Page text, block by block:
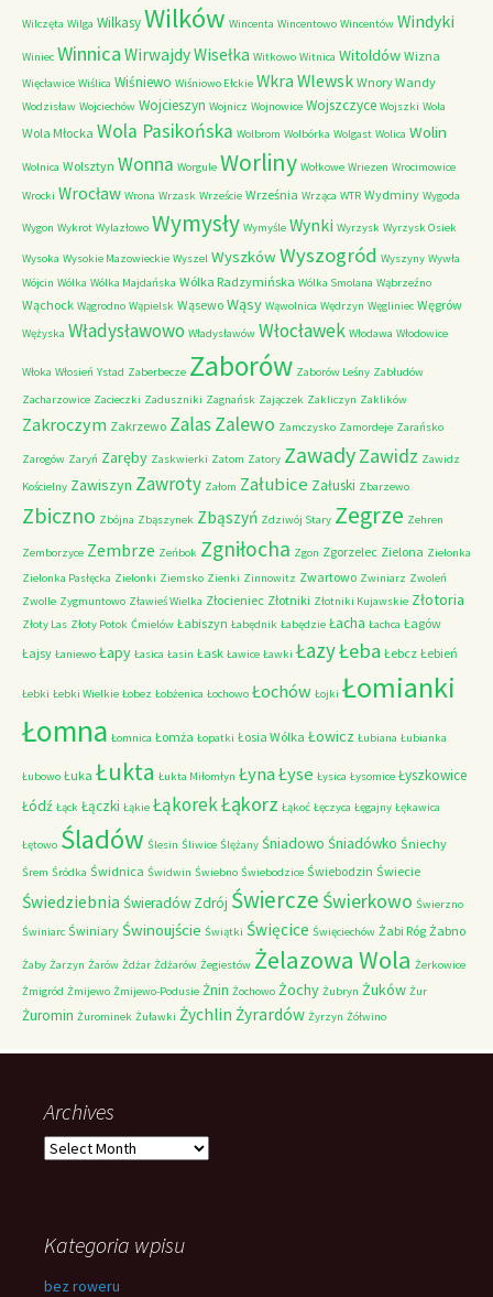
Wilczęta Wilga WilkasyWilków Wincenta Wincentowo Wincentów Windyki
Winiec Winnica WirwajdyWisełka Witkowo Witnica Witoldów Wizna
Więcławice Wiślica Wiśniewo Wiśniowo Ełckie Wkra Wlewsk Wnory Wandy
Wodzisław Wojciechów Wojcieszyn Wojnicz Wojnowice Wojszczyce Wojszki Wola
Wola Młocka Wola Pasikońska Wolbrom Wolbórka Wolgast Wolica Wolin
Wolnica Wolsztyn Wonna Worgule Worliny Wołkowe Wriezen Wrocimowice
Wrocki Wrocław Wrona Wrzask Wrzeście Września Wrząca WTR Wydminy Wygoda
Wygon Wykrot Wylazłowo Wymysły Wymyśle Wynki Wyrzysk Wyrzysk Osiek
Wysoka Wysokie Mazowieckie Wyszel WyszkówWyszogród Wyszyny Wywła
Wójcin Wólka Wólka Majdańska Wólka Radzymińska Wólka Smolana Wąbrzeźno
Wąchock Wągrodno Wąpielsk Wąsewo Wąsy Wąwolnica Wędrzyn Węgliniec Węgrów
Wężyska Władysławowo Władysławów Włocławek Włodawa Włodowice
Włoka Włosień Ystad Zaberbecze Zaborów Zaborów Leśny Zabłudów
Zacharzowice Zacieczki Zaduszniki Zagnańsk Zajączek Zakliczyn Zaklików
Zakroczym Zakrzewo ZalasZalewo Zamczysko Zamordeje Zarańsko
Zarogów Zaryń Zaręby Zaskwierki Zatom Zatory ZawadyZawidz Zawidz
Kościelny Zawiszyn Zawroty Załom Załubice Załuski Zbarzewo
Zbiczno Zbójna Zbąszynek Zbąszyń Zdziwój Stary Zegrze Zehren
Zemborzyce Zembrze Zeńbok Zgniłocha Zgon Zgorzelec Zielona Zielonka
Zielonka Pasłęcka Zielonki Ziemsko Zienki Zinnowitz Zwartowo Zwiniarz Zwoleń
Zwolle Zygmuntowo Zławieś Wielka Złocieniec Złotniki Złotniki Kujawskie Złotoria
Złoty Las Złoty Potok Ćmielów Łabiszyn Łabędnik Łabędzie Łacha Łachca Łagów
Łajsy Łaniewo Łapy Łasica Łasin Łask Ławice Ławki ŁazyŁeba Łebcz Łebień
Łebki Łebki Wielkie Łobez Łobżenica Łochowo Łochów Łojki Łomianki
Łomna Łomnica Łomża Łopatki Łosia Wólka Łowicz Łubiana Łubianka
Łubowo Łuka Łukta Łukta Miłomłyn ŁynaŁyse Łysica Łysomice Łyszkowice
Łódź Łąck Łączki Łąkie ŁąkorekŁąkorz Łąkoć Łęczyca Łęgajny Łękawica
Łętowo Śladów Ślesin Śliwice Ślężany Śniadowo Śniadówko Śniechy
Śrem Śródka Świdnica Świdwin Świebno Świebodzice Świebodzin Świecie
Świedziebnia Świeradów Zdrój Świercze Świerkowo Świerzno
Świniarc Świniary Świnoujście Świątki Święcice Święciechów Żabi Róg Żabno
Żaby Żarzyn Żarów Żdżar Żdżarów Żegiestów Żelazowa Wola Żerkowice
Żmigród Żmijewo Żmijewo-Podusie Żnin Żochowo Żochy Żubryn Żuków Żur
Żuromin Żurominek Żuławki Żychlin Żyrardów Żyrzyn Żółwino
Archives
Archives
Kategoria wpisu
bez roweru